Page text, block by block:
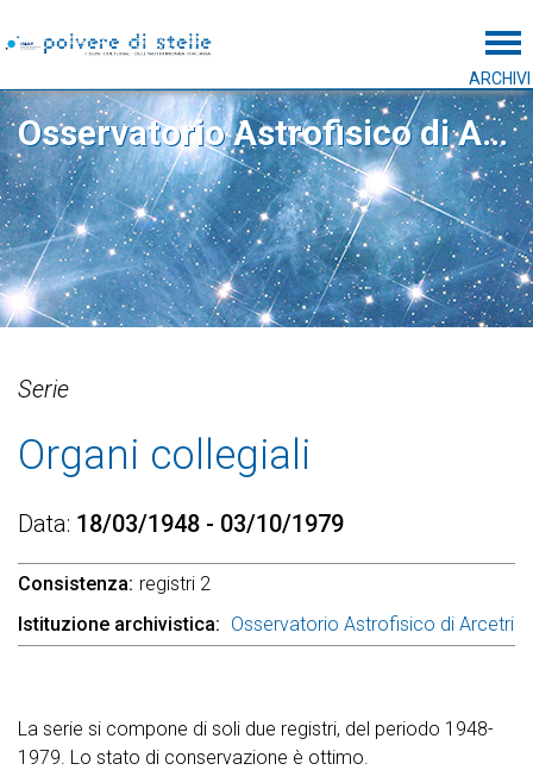
ARCHIVI
Osservatorio Astrofisico di Arcetri
Serie
Organi collegiali
Data 18/03/1948 - 03/10/1979
Consistenza registri 2
Istituzione archivistica
Osservatorio Astrofisico di Arcetri
La serie si compone di soli due registri, del periodo 1948-
1979. Lo stato di conservazione è ottimo.